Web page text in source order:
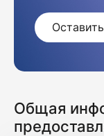
Общая